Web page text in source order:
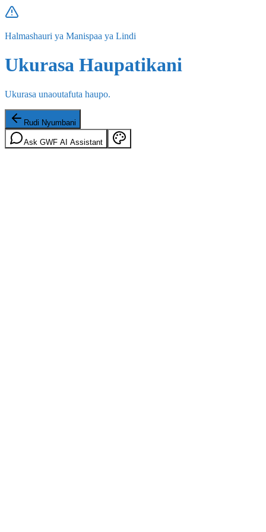
Halmashauri ya Manispaa ya Lindi
Ukurasa Haupatikani
Ukurasa unaoutafuta haupo.
Rudi Nyumbani
Ask GWF AI Assistant